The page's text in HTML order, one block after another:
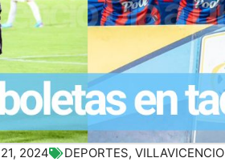
2024 DEPORTES, VILLAVICENCIO